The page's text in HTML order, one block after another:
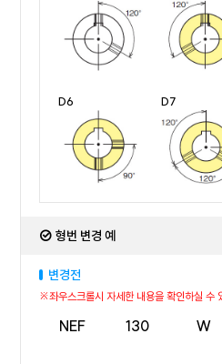
D6 D7
형번 변경 예
변경전
NEF 130 W